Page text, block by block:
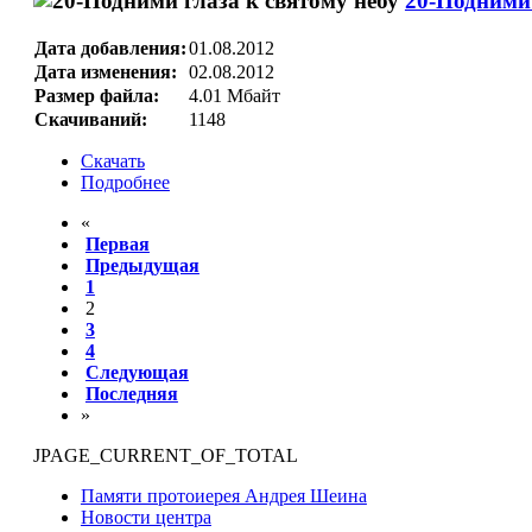
Дата добавления:01.08.2012
Дата изменения:
02.08.2012
Размер файла:
4.01 Мбайт
Скачиваний:
1148
Скачать
Подробнее
«
Первая
Предыдущая
1
2
3
4
Следующая
Последняя
»
JPAGE_CURRENT_OF_TOTAL
Памяти протоиерея Андрея Шеина
Новости центра